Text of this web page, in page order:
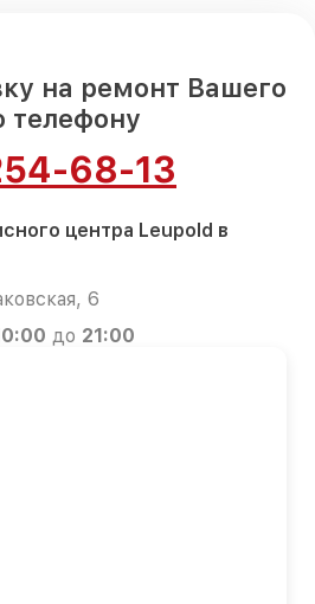
на ремонт Вашего
телефону
68-13
центра Leupold в
6
до 21:00